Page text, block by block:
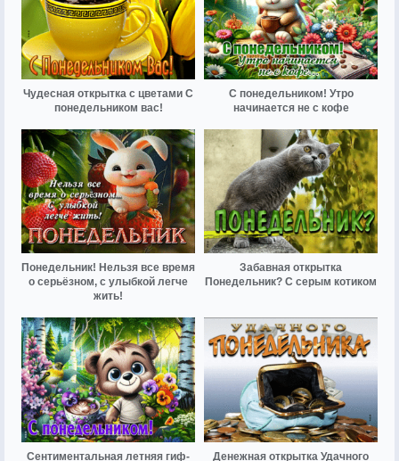
Чудесная открытка с цветами С
понедельником вас!
С понедельником! Утро
начинается не с кофе
Понедельник! Нельзя все время
о серьёзном, с улыбкой легче
жить!
Забавная открытка
Понедельник? С серым котиком
Сентиментальная летняя гиф- Денежная открытка Удачного